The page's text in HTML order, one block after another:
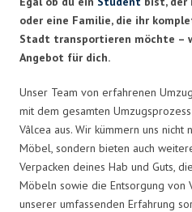
oder eine Familie, die ihr
Stadt transportieren möchte –
Angebot für dich.
Unser Team von erfahrenen
mit dem gesamten
Vâlcea aus. Wir kümmern uns
Möbel, sondern bieten auch
Verpacken deines Hab und Guts,
Möbeln sowie die Entsorgung von
unserer umfassenden Erfahrung